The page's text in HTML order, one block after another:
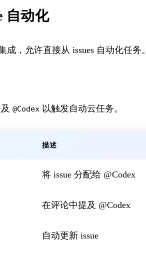
自动化
，允许直接从 issues 自动化任务。
@Codex 以触发自动云任务。
描述
将 issue 分配给 @Codex
在评论中提及 @Codex
自动更新 issue